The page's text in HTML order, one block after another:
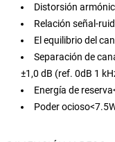
Distorsión
Relación señal-
El equilibrio del
Separación de
±1,0 dB (ref. 0dB 1
Energía de
Poder